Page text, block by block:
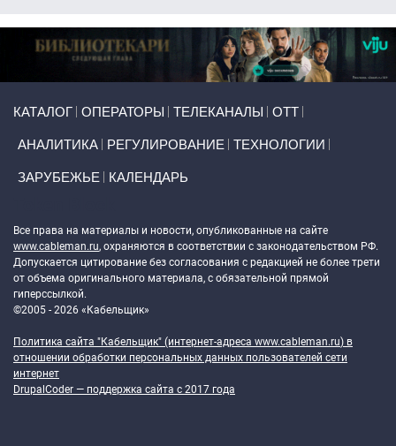
КАТАЛОГ ОПЕРАТОРЫ ТЕЛЕКАНАЛЫ ОТТ
АНАЛИТИКА РЕГУЛИРОВАНИЕ ТЕХНОЛОГИИ
ЗАРУБЕЖЬЕ КАЛЕНДАРЬ
Все права на материалы и новости, опубликованные на сайте
www.cableman.ru, охраняются в соответствии с законодательством РФ.
Допускается цитирование без согласования с редакцией не более трети
от объема оригинального материала, с обязательной прямой
гиперссылкой.
©2005 - 2026 «Кабельщик»
Политика сайта "Кабельщик" (интернет-адреса www.cableman.ru) в
отношении обработки персональных данных пользователей сети
интернет
DrupalCoder — поддержка сайта c 2017 года